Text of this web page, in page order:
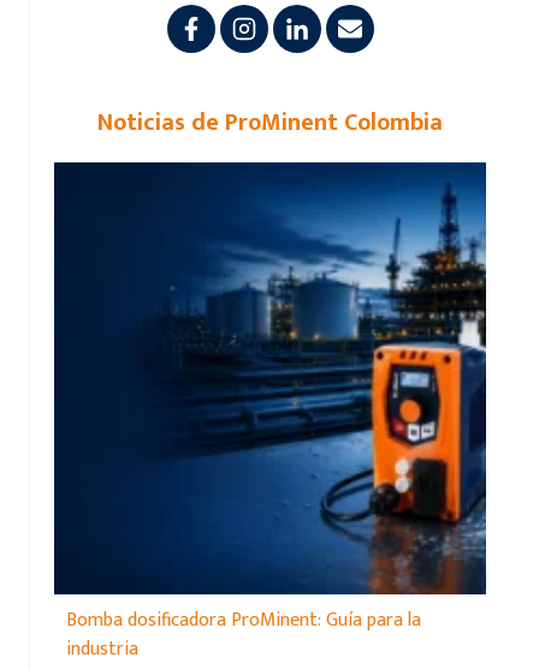
Noticias de ProMinent Colombia
Bomba dosificadora ProMinent: Guía para la
industria